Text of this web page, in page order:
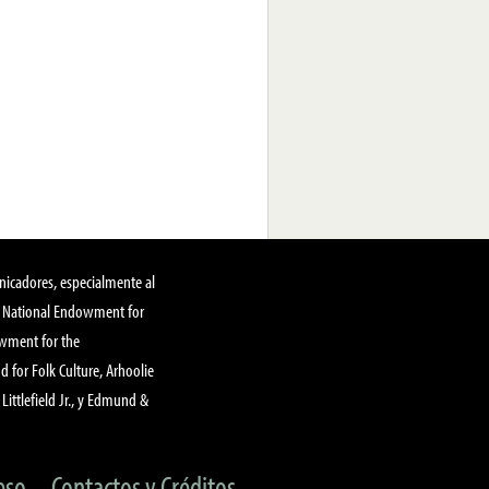
especialmente al
National Endowment for
for the
for Folk Culture, Arhoolie
Littlefield Jr., y Edmund &